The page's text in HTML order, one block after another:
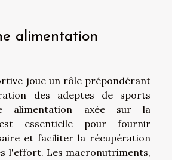
alimentation
joue un rôle prépondérant
des adeptes de sports
alimentation axée sur la
essentielle pour fournir
et faciliter la récupération
l'effort. Les macronutriments,